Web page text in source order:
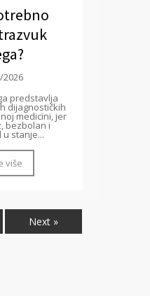
2026
predstavlja
dijagnostičkih
medicini, jer
bezbolan i
stanje...
više
Next »